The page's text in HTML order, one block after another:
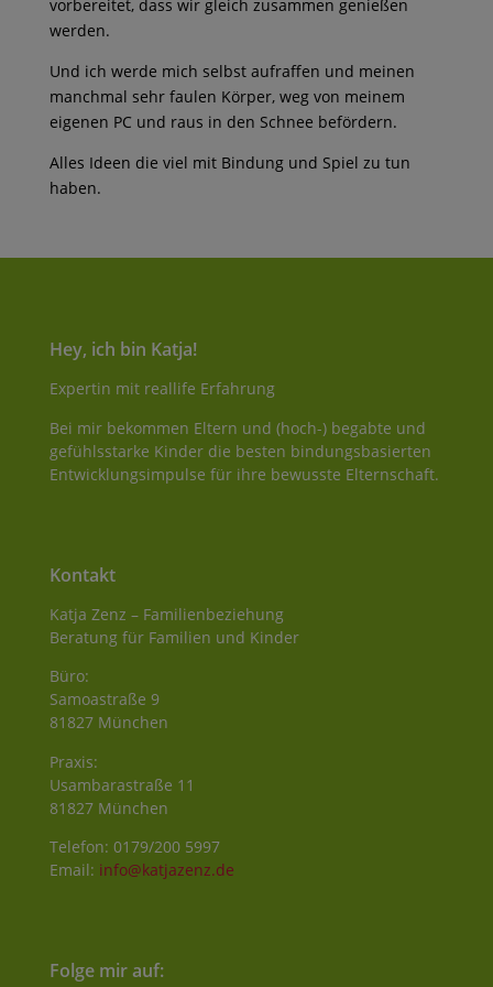
vorbereitet, dass wir gleich zusammen genießen
werden.
Und ich werde mich selbst aufraffen und meinen
manchmal sehr faulen Körper, weg von meinem
eigenen PC und raus in den Schnee befördern.
Alles Ideen die viel mit Bindung und Spiel zu tun
haben.
Hey, ich bin Katja!
Expertin mit reallife Erfahrung
Bei mir bekommen Eltern und (hoch-) begabte und
gefühlsstarke Kinder die besten bindungsbasierten
Entwicklungsimpulse für ihre bewusste Elternschaft.
Kontakt
Katja Zenz – Familienbeziehung
Beratung für Familien und Kinder
Büro:
Samoastraße 9
81827 München
Praxis:
Usambarastraße 11
81827 München
Telefon: 0179/200 5997
Email: info@katjazenz.de
Folge mir auf: